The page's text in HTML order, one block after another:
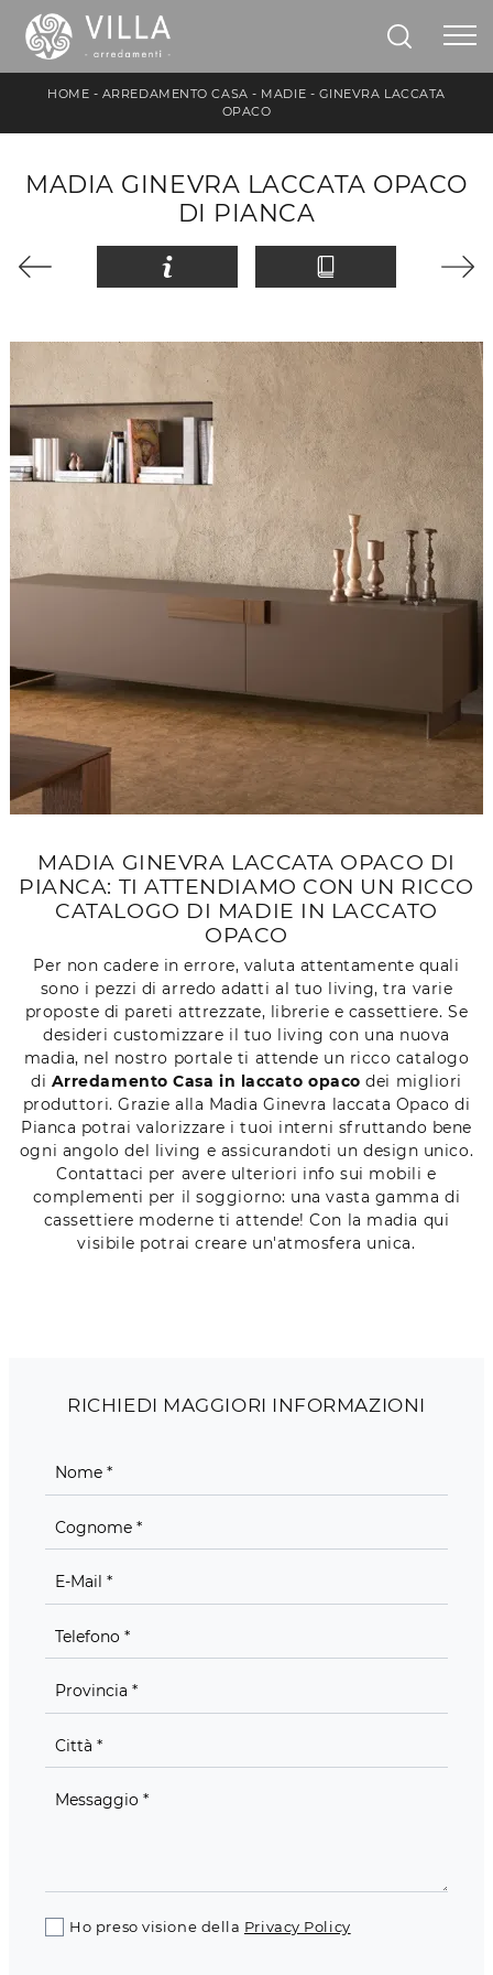
HOME - ARREDAMENTO CASA - MADIE - GINEVRA LACCATA
OPACO
MADIA GINEVRA LACCATA OPACO
DI PIANCA
MADIA GINEVRA LACCATA OPACO DI
PIANCA: TI ATTENDIAMO CON UN RICCO
CATALOGO DI MADIE IN LACCATO
OPACO
Per non cadere in errore, valuta attentamente quali
sono i pezzi di arredo adatti al tuo living, tra varie
proposte di pareti attrezzate, librerie e cassettiere. Se
desideri customizzare il tuo living con una nuova
madia, nel nostro portale ti attende un ricco catalogo
di Arredamento Casa in laccato opaco dei migliori
produttori. Grazie alla Madia Ginevra laccata Opaco di
Pianca potrai valorizzare i tuoi interni sfruttando bene
ogni angolo del living e assicurandoti un design unico.
Contattaci per avere ulteriori info sui mobili e
complementi per il soggiorno: una vasta gamma di
cassettiere moderne ti attende! Con la madia qui
visibile potrai creare un'atmosfera unica.
RICHIEDI MAGGIORI INFORMAZIONI
Ho preso visione della Privacy Policy